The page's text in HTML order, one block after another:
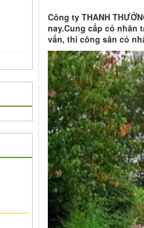
Công ty THANH
nay.Cung cấp cỏ nhân
vấn, thi công sân cỏ